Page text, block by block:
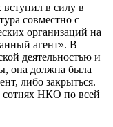
в силу в
совместно с
организаций на
агент». В
деятельностью и
она должна была
либо закрыться.
сотнях НКО по всей